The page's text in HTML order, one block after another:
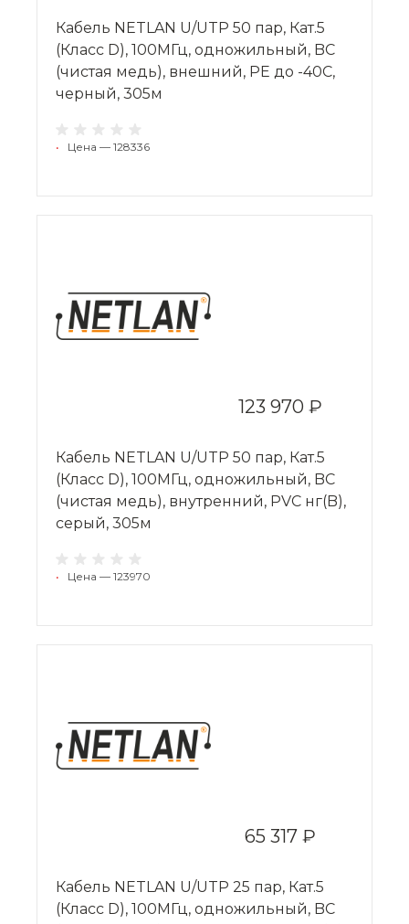
Кабель NETLAN U/UTP 50 пар, Кат.5
(Класс D), 100МГц, одножильный, BC
(чистая медь), внешний, PE до -40C,
черный, 305м
• Цена — 128336
123 970 ₽
Кабель NETLAN U/UTP 50 пар, Кат.5
(Класс D), 100МГц, одножильный, BC
(чистая медь), внутренний, PVC нг(B),
серый, 305м
• Цена — 123970
65 317 ₽
Кабель NETLAN U/UTP 25 пар, Кат.5
(Класс D), 100МГц, одножильный, BC